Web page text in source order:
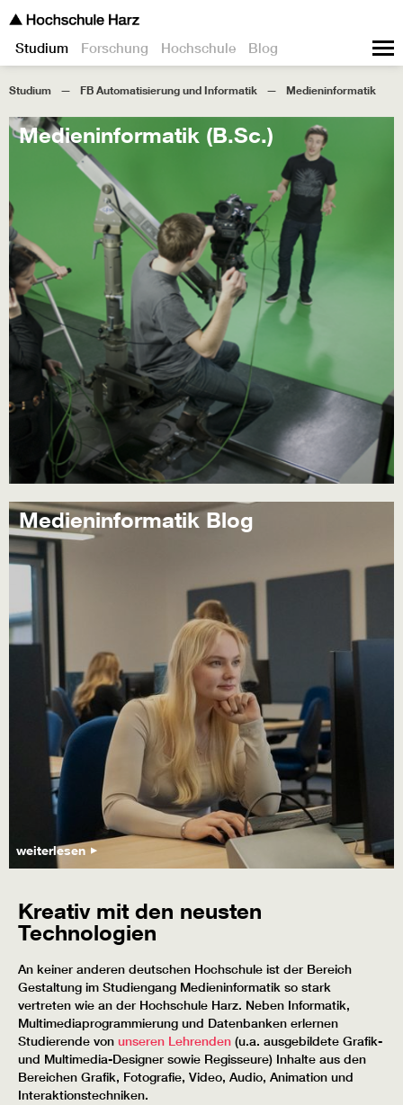
Studium Forschung Hochschule Blog
Studium FB Automatisierung und Informatik Medieninformatik
Medieninformatik (B.Sc.)
Medieninformatik Blog
weiterlesen
Kreativ mit den neusten
Technologien
An keiner anderen deutschen Hochschule ist der Bereich
Gestaltung im Studiengang Medieninformatik so stark
vertreten wie an der Hochschule Harz. Neben Informatik,
Multimediaprogrammierung und Datenbanken erlernen
Studierende von unseren Lehrenden (u.a. ausgebildete Grafik-
und Multimedia-Designer sowie Regisseure) Inhalte aus den
Bereichen Grafik, Fotografie, Video, Audio, Animation und
Interaktionstechniken.